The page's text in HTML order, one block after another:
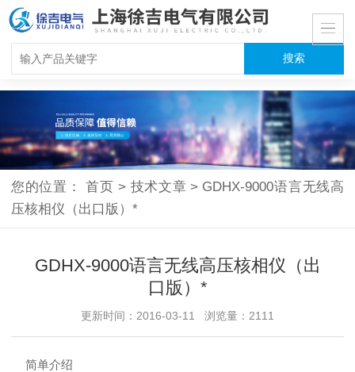
您的位置：首页 > 技术文章 > GDHX-9000语言无线高
压核相仪（出口版）*
GDHX-9000语言无线高压核相仪（出
口版）*
更新时间：2016-03-11 浏览量：2111
简单介绍